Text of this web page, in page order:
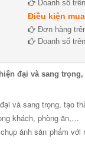
Doanh số
Điều kiện
Đơn hàng
Doanh số
đại và sang
và sang trọng, tạo
khách, phòng ăn,…
ảnh sản phẩm